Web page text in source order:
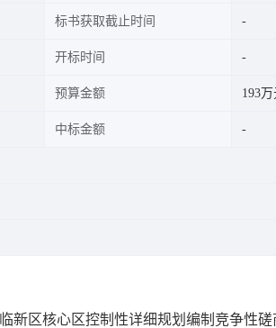
标书获取截止时间
开标时间
预算金额 193
中标金额
新区核心区控制性详细规划编制竞争性磋